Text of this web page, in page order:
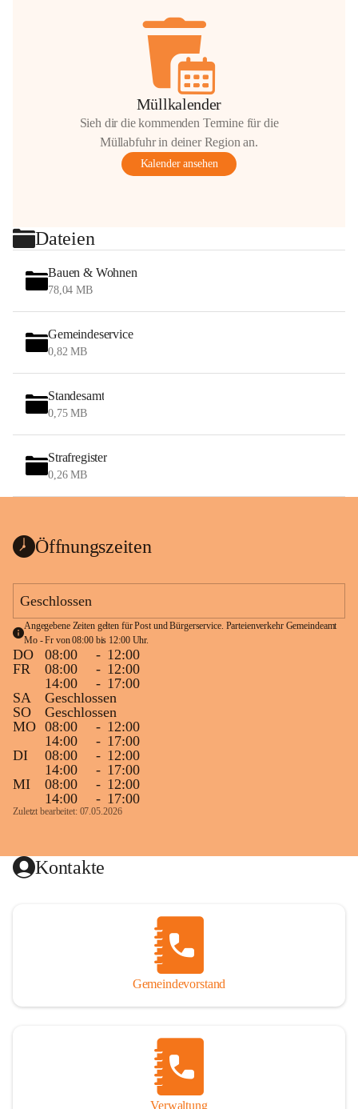
Müllkalender
Sieh dir die kommenden Termine für die
Müllabfuhr in deiner Region an.
Kalender ansehen
Dateien
Bauen & Wohnen
78,04 MB
Gemeindeservice
0,82 MB
Standesamt
0,75 MB
Strafregister
0,26 MB
Öffnungszeiten
Geschlossen
Angegebene Zeiten gelten für Post und Bürgerservice. Parteienverkehr Gemeindeamt
Mo - Fr von 08:00 bis 12:00 Uhr.
DO 08:00 - 12:00
FR
08:00 - 12:00
14:00
- 17:00
SA
Geschlossen
SO
Geschlossen
MO 08:00 - 12:00
14:00
- 17:00
DI
08:00 - 12:00
14:00
- 17:00
MI
08:00 - 12:00
14:00
- 17:00
Zuletzt bearbeitet: 07.05.2026
Kontakte
Gemeindevorstand
Verwaltung